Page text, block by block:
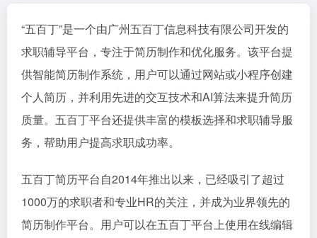
“五百丁”是一个由广州五百丁信息科技有限公司开发的
求职辅导平台，专注于简历制作和优化服务。该平台提
供智能简历制作系统，用户可以通过网站或小程序创建
个人简历，并利用先进的交互技术和AI算法来提升简历
质量。五百丁平台还提供丰富的模板选择和求职辅导服
务，帮助用户提高求职成功率。
五百丁简历平台自2014年推出以来，已经吸引了超过
1000万的求职者和专业HR的关注，并成为业界领先的
简历制作平台。用户可以在五百丁平台上使用在线编辑